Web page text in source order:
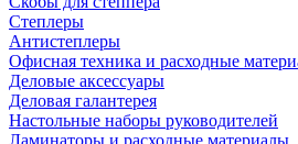
Степлеры
Антистеплеры
Офисная техника и расходные
Деловые аксессуары
Деловая галантерея
Настольные наборы руководителей
Ламинаторы и расходные материалы